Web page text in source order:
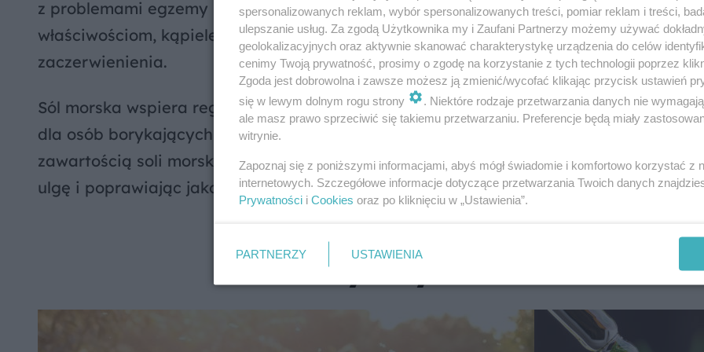
z problemami egzemy i łuszczycy. Dzięki swoim przeciwzapalnym i nawilżającym
właściwościom, kąpiele solankowe pomagają łagodzić zmiany skórne, redukując
zaczerwienienia.
Sól morska wspiera regenerację naskórka i wzmacnia jego barierę ochronną, co jest
dla osób borykających się z przewlekłymi schorzeniami skóry. Stosowanie produktów z
zawartością soli morskiej może stanowić cenny element terapii wspomagającej,
ulgę i poprawiając jakość życia pacjentów.
Styl życia:
spersonalizowanych reklam, wybór spersonalizowanych treści, pomiar reklam i treści,
ulepszanie usług. Za zgodą Użytkownika my i Zaufani Partnerzy możemy używać
geolokalizacyjnych oraz aktywnie skanować charakterystykę urządzenia do celów
cenimy Twoją prywatność, prosimy o zgodę na korzystanie z tych technologii poprzez
Zgoda jest dobrowolna i zawsze możesz ją zmienić/wycofać klikając przycisk ustawień
się w lewym dolnym rogu strony
. Niektóre rodzaje przetwarzania danych nie
ale masz prawo sprzeciwić się takiemu przetwarzaniu. Preferencje będą miały
witrynie.
Zapoznaj się z poniższymi informacjami, abyś mógł świadomie i komfortowo korzystać z
internetowych. Szczegółowe informacje dotyczące przetwarzania Twoich danych
Prywatności i Cookies oraz po kliknięciu w „Ustawienia”.
PARTNERZY USTAWIENIA